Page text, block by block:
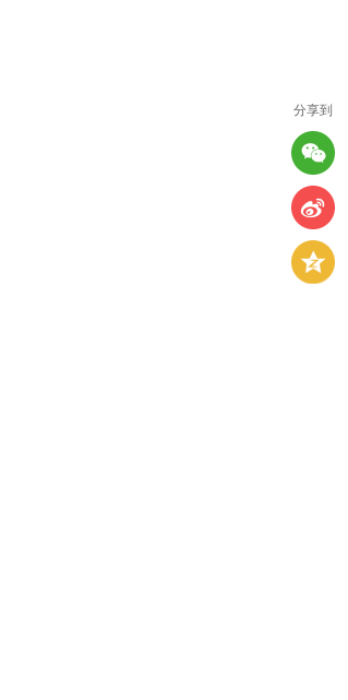
分享到